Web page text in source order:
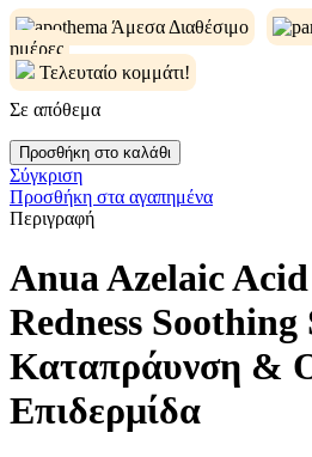
Άμεσα Διαθέσιμο
ημέρες
Τελευταίο κομμάτι!
Σε απόθεμα
Anua
Azelaic
Acid
10
Soothing
ποσότητα
Προσθήκη στο καλάθι
Σύγκριση
Προσθήκη στα αγαπημένα
Περιγραφή
Anua Azelaic
Redness Soothing
Καταπράυνση &
Επιδερμίδα